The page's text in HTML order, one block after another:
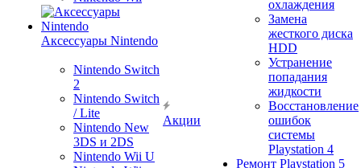
Аксессуары Nintendo
Nintendo Switch
2
Nintendo Switch
/ Lite
Nintendo New
3DS и 2DS
Nintendo Wii U
Акции
охлаждения
Замена
жесткого диска
HDD
Устранение
попадания
жидкости
Восстановление
ошибок
системы
Playstation 4
Ремонт Playstation 5